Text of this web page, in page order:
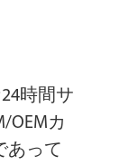
24時間サ
OEMカ
あって